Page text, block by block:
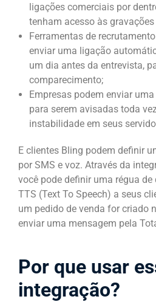
ligações comerciais por
tenham acesso às
Ferramentas de
enviar uma ligação
um dia antes da entrevista,
comparecimento;
Empresas podem enviar
para serem avisadas toda
instabilidade em seus
E clientes Bling podem definir
por SMS e voz. Através da
você pode definir uma régua
TTS (Text To Speech) a seus
um pedido de venda for criado
enviar uma mensagem pela
Por que usar
integração?